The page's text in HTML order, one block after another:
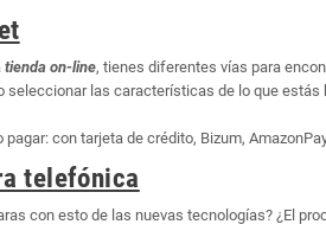
tienda on-line, tienes diferentes vías para
seleccionar las características de lo que estás
pagar: con tarjeta de crédito, Bizum,
telefónica
con esto de las nuevas tecnologías? ¿El